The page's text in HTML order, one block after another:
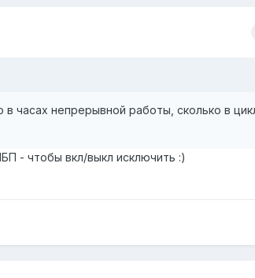
часах непрерывной работы, сколько в
- чтобы вкл/выкл исключить :)